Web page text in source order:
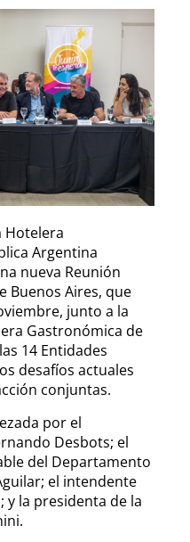
Hotelera
Argentina
nueva Reunión
Buenos Aires, que
junto a la
Gastronómica de
14 Entidades
desafíos actuales
conjuntas.
por el
Desbots; el
del Departamento
el intendente
y la presidenta de la